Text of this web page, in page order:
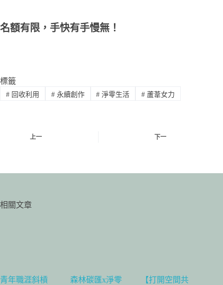
名額有限，手快有手慢無！
標籤
#回收利用 #永續創作 # 淨零生活 # 蘆葦女力
上一 下一
相關文章
青年職涯斜槓
森林碳匯x淨零
【打開空間共